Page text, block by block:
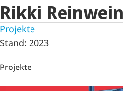
Rikki Reinwein
Projekte
Stand: 2023
Projekte